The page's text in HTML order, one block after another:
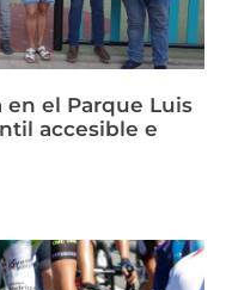
en el Parque Luis
accesible e